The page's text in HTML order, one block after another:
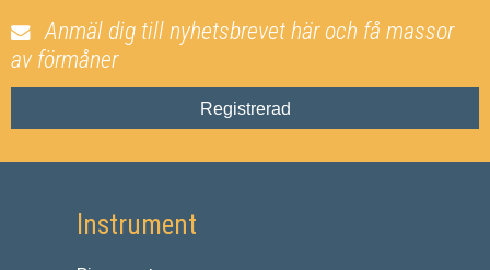
Anmäl dig till nyhetsbrevet här och få massor
av förmåner
Registrerad
Instrument